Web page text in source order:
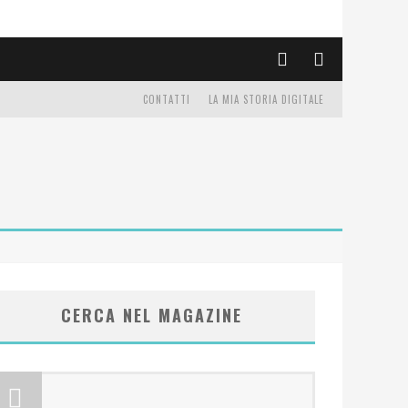
LA MIA STORIA DIGITALE
CONTATTI
CERCA NEL MAGAZINE